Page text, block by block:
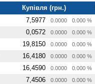
Купівля (грн.)
7,5977 0.0000 0.000 %
0,0572 0.0000 0.000 %
19,8150 0.0000 0.000 %
16,4180 0.0000 0.000 %
16,4590 0.0000 0.000 %
7,4506 0.0000 0.000 %